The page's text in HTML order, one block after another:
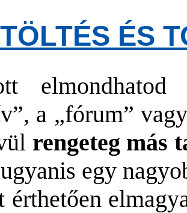
ÉS
a „fórum”
rengeteg más
egy
érthetően